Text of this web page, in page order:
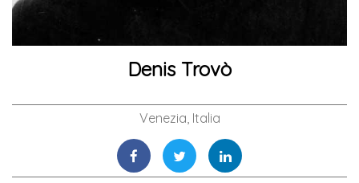
Denis Trovò
Venezia, Italia